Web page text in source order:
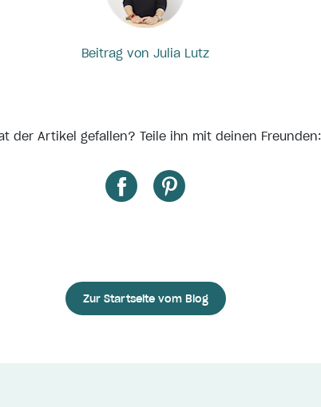
Beitrag von Julia Lutz
der Artikel gefallen? Teile ihn mit deinen Freunden:
Zur Startseite vom Blog